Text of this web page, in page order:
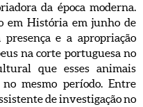
da época moderna.
em História em junho de
e a apropriação
na corte portuguesa no
que esses animais
mesmo período. Entre
de investigação no